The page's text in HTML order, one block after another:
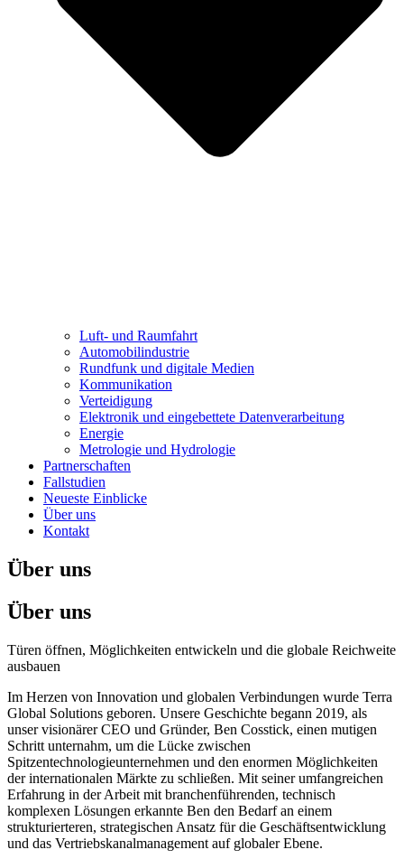
Luft- und Raumfahrt
Automobilindustrie
Rundfunk und digitale Medien
Kommunikation
Verteidigung
Elektronik und eingebettete Datenverarbeitung
Energie
Metrologie und Hydrologie
Partnerschaften
Fallstudien
Neueste Einblicke
Über uns
Kontakt
Über uns
Über uns
Türen öffnen, Möglichkeiten entwickeln und die globale Reichweite
ausbauen
Im Herzen von Innovation und globalen Verbindungen wurde Terra
Global Solutions geboren. Unsere Geschichte begann 2019, als
unser visionärer CEO und Gründer, Ben Cosstick, einen mutigen
Schritt unternahm, um die Lücke zwischen
Spitzentechnologieunternehmen und den enormen Möglichkeiten
der internationalen Märkte zu schließen. Mit seiner umfangreichen
Erfahrung in der Arbeit mit branchenführenden, technisch
komplexen Lösungen erkannte Ben den Bedarf an einem
strukturierteren, strategischen Ansatz für die Geschäftsentwicklung
und das Vertriebskanalmanagement auf globaler Ebene.